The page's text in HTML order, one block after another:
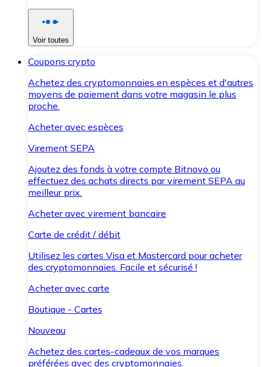
Voir toutes
Coupons crypto
Achetez des cryptomonnaies en espèces et d'autres
moyens de paiement dans votre magasin le plus
proche.
Acheter avec espèces
Virement SEPA
Ajoutez des fonds à votre compte Bitnovo ou
effectuez des achats directs par virement SEPA au
meilleur prix.
Acheter avec virement bancaire
Carte de crédit / débit
Utilisez les cartes Visa et Mastercard pour acheter
des cryptomonnaies. Facile et sécurisé !
Acheter avec carte
Boutique - Cartes
Nouveau
Achetez des cartes-cadeaux de vos marques
préférées avec des cryptomonnaies.